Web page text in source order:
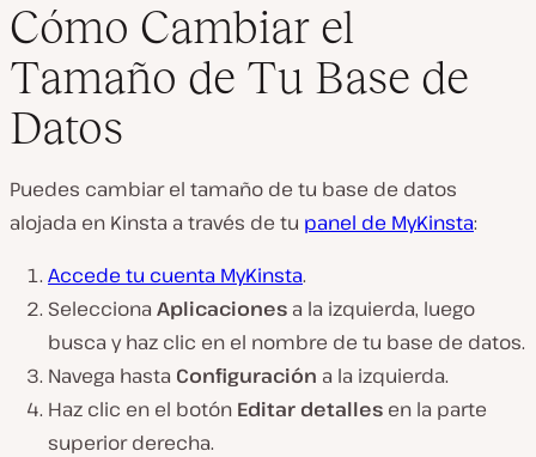
Cómo Cambiar el
Tamaño de Tu Base de
Datos
Puedes cambiar el tamaño de tu base de datos
alojada en Kinsta a través de tu panel de MyKinsta:
Accede tu cuenta MyKinsta.
Selecciona Aplicaciones a la izquierda, luego
busca y haz clic en el nombre de tu base de datos.
Navega hasta Configuración a la izquierda.
Haz clic en el botón Editar detalles en la parte
superior derecha.